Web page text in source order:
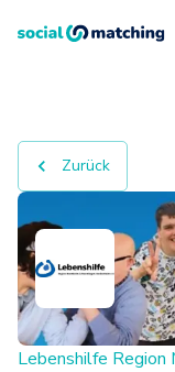
Zurück
Lebenshilfe Region